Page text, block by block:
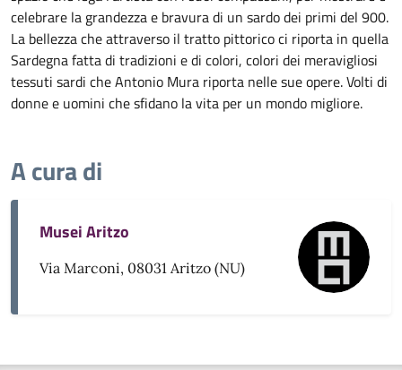
celebrare la grandezza e bravura di un sardo dei primi del 900.
La bellezza che attraverso il tratto pittorico ci riporta in quella
Sardegna fatta di tradizioni e di colori, colori dei meravigliosi
tessuti sardi che Antonio Mura riporta nelle sue opere. Volti di
donne e uomini che sfidano la vita per un mondo migliore.
A cura di
Musei Aritzo
Via Marconi, 08031 Aritzo (NU)